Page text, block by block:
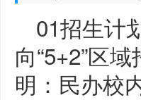
01招生计
向“5+2”区
明：民办校